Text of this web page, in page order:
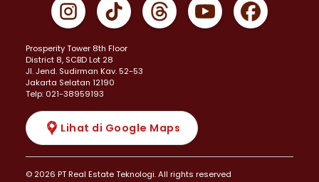
Prosperity Tower 8th Floor
District 8, SCBD Lot 28
JI. Jend. Sudirman Kav. 52-53
Jakarta Selatan 12190
Telp: 021-38959193
Lihat di Google Maps
© 2026 PT Real Estate Teknologi. All rights reserved